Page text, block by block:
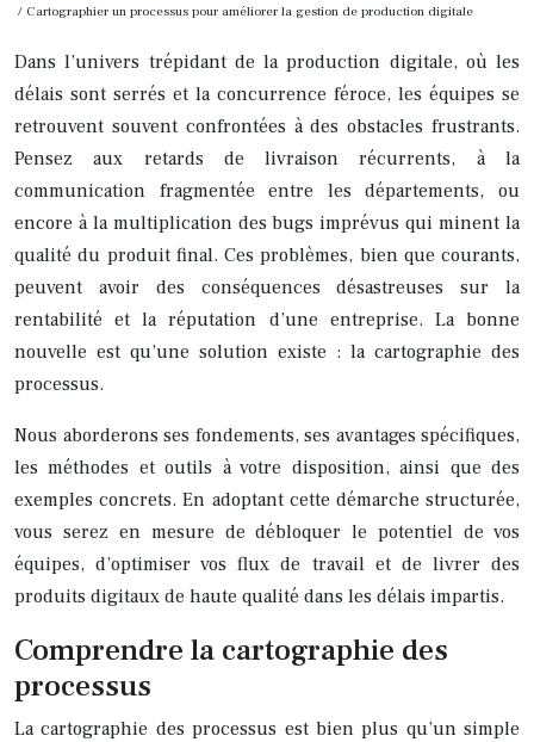
/ Cartographier un processus pour améliorer la gestion de production digitale
Dans l’univers trépidant de la production digitale, où les
délais sont serrés et la concurrence féroce, les équipes se
retrouvent souvent confrontées à des obstacles frustrants.
Pensez aux retards de livraison récurrents, à la
communication fragmentée entre les départements, ou
encore à la multiplication des bugs imprévus qui minent la
qualité du produit final. Ces problèmes, bien que courants,
peuvent avoir des conséquences désastreuses sur la
rentabilité et la réputation d’une entreprise. La bonne
nouvelle est qu’une solution existe : la cartographie des
processus.
Nous aborderons ses fondements, ses avantages spécifiques,
les méthodes et outils à votre disposition, ainsi que des
exemples concrets. En adoptant cette démarche structurée,
vous serez en mesure de débloquer le potentiel de vos
équipes, d’optimiser vos flux de travail et de livrer des
produits digitaux de haute qualité dans les délais impartis.
Comprendre la cartographie des
processus
La cartographie des processus est bien plus qu’un simple